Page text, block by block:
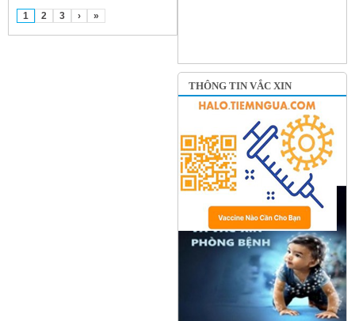
1 2 3 › »
THÔNG TIN VẮC XIN